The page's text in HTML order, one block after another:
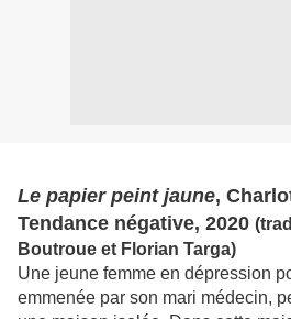
Le papier peint jaune,
Tendance négative, 2020
Boutroue et Florian Targa)
Une jeune femme en dépression
emmenée par son mari médecin,